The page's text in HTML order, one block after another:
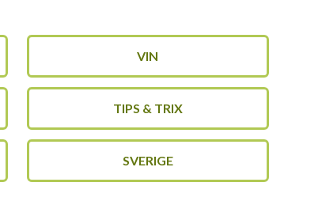
VIN
TIPS & TRIX
SVERIGE